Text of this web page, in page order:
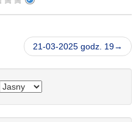
21-03-2025 godz. 19→